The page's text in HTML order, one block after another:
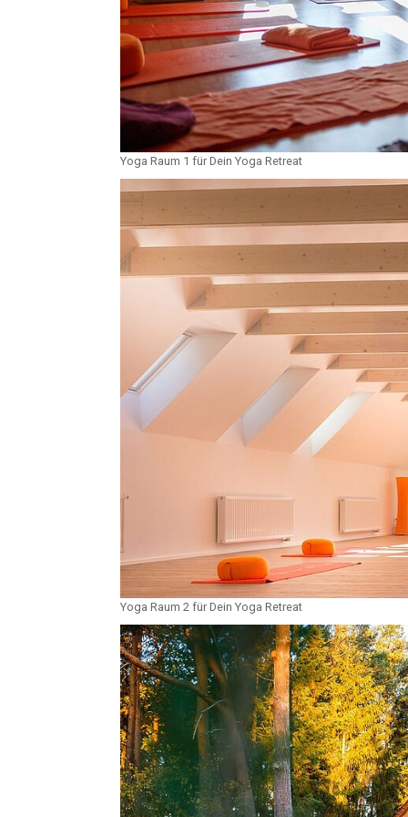
Yoga Raum 1 für Dein Yoga Retreat
Yoga Raum 2 für Dein Yoga Retreat